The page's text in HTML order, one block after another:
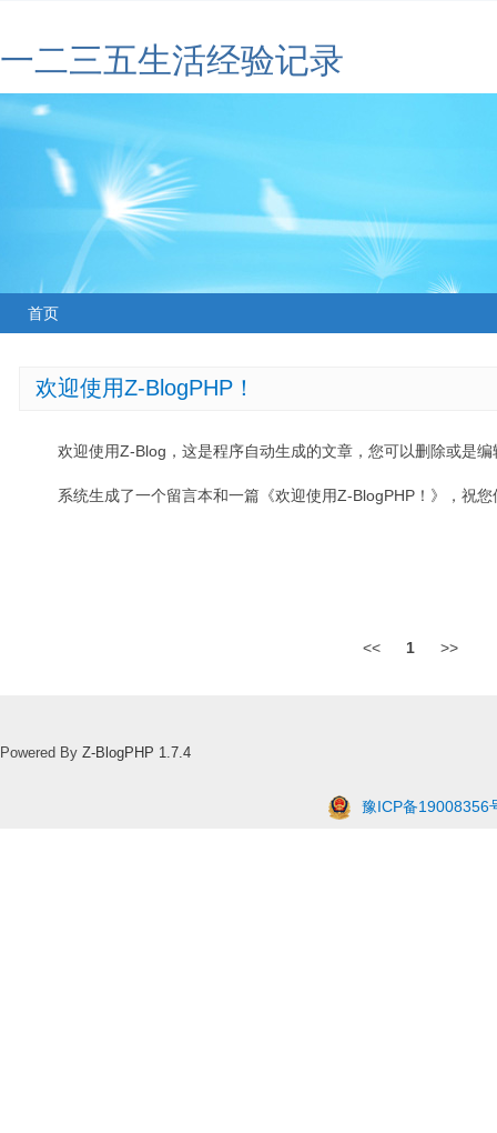
一二三五生活经验记录
首页
欢迎使用Z-BlogPHP！
欢迎使用Z-Blog，这是程序自动生成的文章，您可以删除或是编
系统生成了一个留言本和一篇《欢迎使用Z-BlogPHP！》，祝
<< 1 >>
Powered By Z-BlogPHP 1.7.4
豫ICP备19008356